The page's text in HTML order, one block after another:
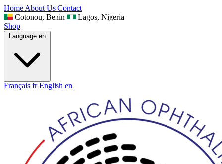
Home About Us Contact
Cotonou, Benin
Lagos, Nigeria
Shop
Language en
Français fr English en